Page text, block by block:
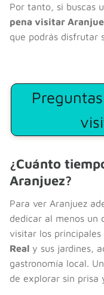
Por tanto, si buscas
pena visitar
que podrás disfrutar
¿Cuánto
Aranjuez?
Para ver Aranjuez
dedicar al menos un
visitar los
Real y sus jardines,
gastronomía local.
de explorar sin prisa